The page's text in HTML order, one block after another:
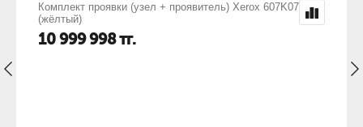
Комплект проявки (узел + проявитель) Xerox 607K07260
(жёлтый)
10 999 998тг.